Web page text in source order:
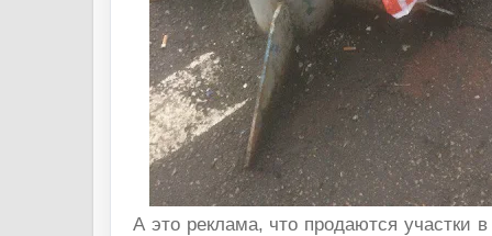
А это реклама, что продаются участки